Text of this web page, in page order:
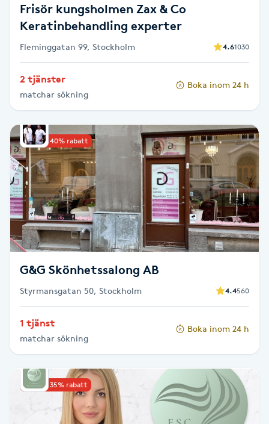
Föning
Gel naglar
Gelenaglar
Gellack
Gellack med förstärkning
Gravidmassage
Gravidyoga
Gua Sha-massage
Hatha Yoga
Headspa
Frisör kungsholmen Zax & Co
Keratinbehandling experter
Fleminggatan 99, Stockholm 4.61030
2 tjänster
matchar sökning
Boka inom 24 h
Upp till 40% rabatt
G&G Skönhetssalong AB
Styrmansgatan 50, Stockholm 4.4560
1 tjänst
matchar sökning
Boka inom 24 h
Upp till 35% rabatt